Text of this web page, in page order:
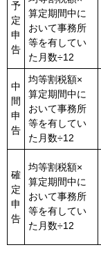
予
定
申
告
算定期間中に
おいて事務所
等を有してい
た月数÷12
中
間
申
告
均等割税額×
算定期間中に
おいて事務所
等を有してい
た月数÷12
確
定
申
告
均等割税額×
算定期間中に
おいて事務所
等を有してい
た月数÷12